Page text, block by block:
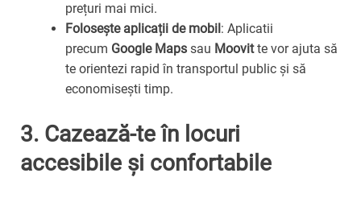
prețuri mai mici.
Folosește aplicații de mobil : Aplicatii
precum Google Maps sau Moovitte vor ajuta să
te orientezi rapid în transportul public și să
economisești timp.
3. Cazează-te în locuri
accesibile și confortabile